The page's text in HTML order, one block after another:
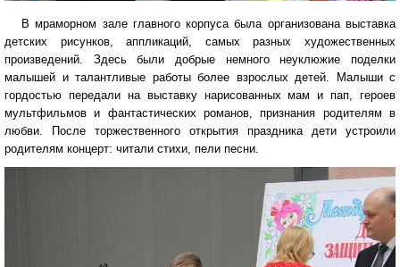
В мраморном зале главного корпуса была организована выставка
детских рисунков, аппликаций, самых разных художественных
произведений. Здесь были добрые немного неуклюжие поделки
малышей и талантливые работы более взрослых детей. Малыши с
гордостью передали на выставку нарисованных мам и пап, героев
мультфильмов и фантастических романов, признания родителям в
любви. После торжественного открытия праздника дети устроили
родителям концерт: читали стихи, пели песни.